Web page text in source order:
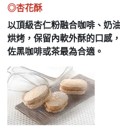
◎杏花酥
以頂級杏仁粉融合咖啡、奶
烘烤，保留內軟外酥的口感
佐黑咖啡或茶最為合適。